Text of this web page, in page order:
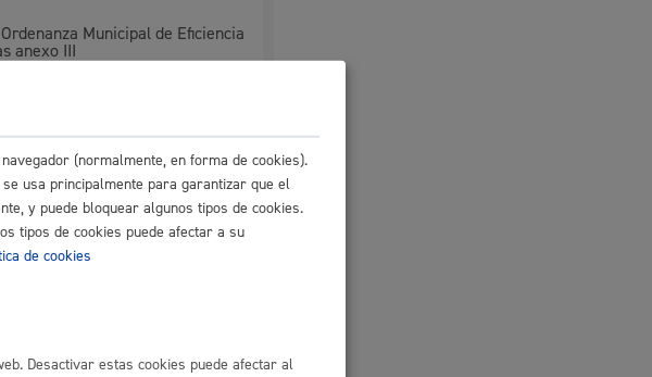
Municipal de Eficiencia
anexo III
Certificado de Fin de Obra .
(normalmente, en forma de cookies).
usa principalmente para garantizar que el
y puede bloquear algunos tipos de cookies.
tipos de cookies puede afectar a su
de cookies
Desactivar estas cookies puede afectar al